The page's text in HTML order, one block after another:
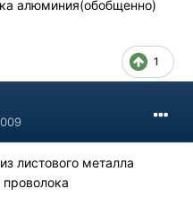
алюминия(обобщенно)
1
листового металла
проволока